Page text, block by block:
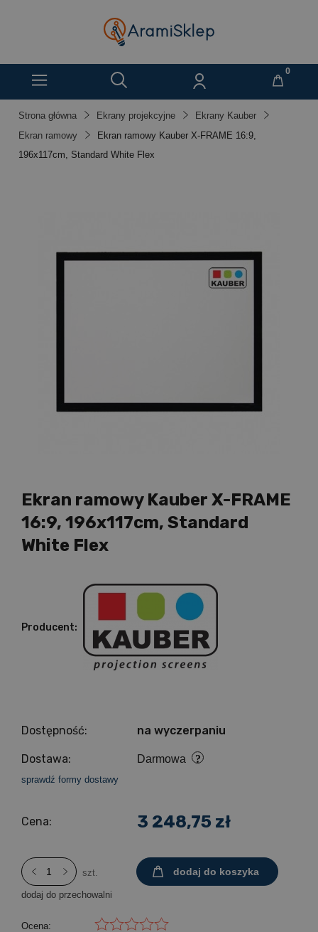
Strona główna Ekrany projekcyjne
Ekrany Kauber
Ekran ramowy
Ekran ramowy Kauber X-FRAME 16:9,
196x117cm, Standard White Flex
Ekran ramowy Kauber X-FRAME
16:9, 196x117cm, Standard
White Flex
Producent:
Dostępność: na wyczerpaniu
Dostawa: Darmowa
sprawdź formy dostawy
Cena: 3 248,75 zł
szt. dodaj do koszyka
dodaj do przechowalni
Ocena: